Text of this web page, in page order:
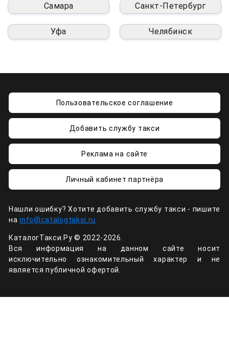
Самара Санкт-Петербург
Уфа Челябинск
Пользовательское соглашение
Добавить службу такси
Реклама на сайте
Личный кабинет партнёра
Нашли ошибку? Хотите добавить службу такси - пишите
наinfo@catalogtaksi.ru
КаталогТакси.Ру © 2022-2026.
Вся информация на данном сайте носит
исключительно ознакомительный характер и не
является публичной офертой.